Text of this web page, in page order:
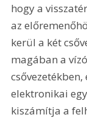
hogy a
az
kerül a két
magában a
elektronikai
kiszámítja a